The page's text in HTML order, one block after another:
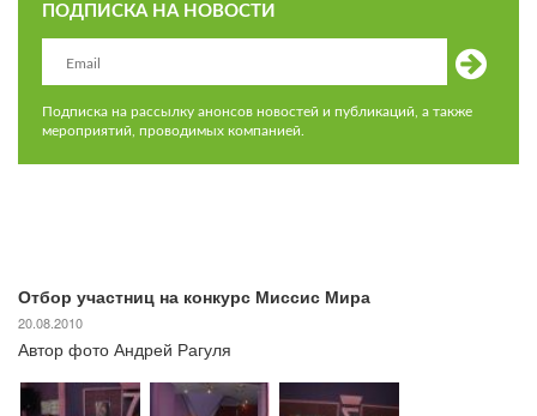
ПОДПИСКА НА НОВОСТИ
Подписка на рассылку анонсов новостей и публикаций, а также
мероприятий, проводимых компанией.
Отбор участниц на конкурс Миссис Мира
20.08.2010
Автор фото Андрей Рагуля